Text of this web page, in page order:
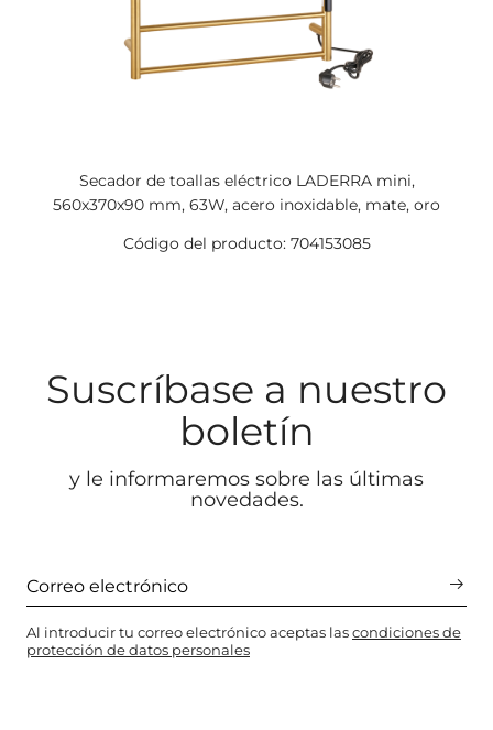
Secador de toallas eléctrico LADERRA mini,
560x370x90 mm, 63W, acero inoxidable, mate, oro
Código del producto: 704153085
Suscríbase a nuestro
boletín
y le informaremos sobre las últimas
novedades.
Al introducir tu correo electrónico aceptas lascondiciones de
protección de datos personales